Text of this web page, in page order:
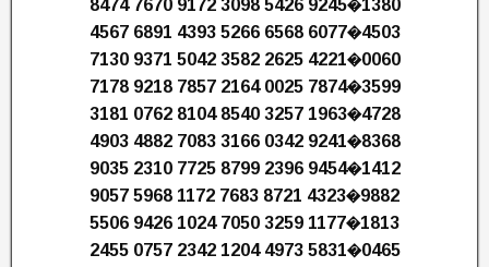
8474 7670 9172 3098 5426 9245�1380
4567 6891 4393 5266 6568 6077�4503
7130 9371 5042 3582 2625 4221�0060
7178 9218 7857 2164 0025 7874�3599
3181 0762 8104 8540 3257 1963�4728
4903 4882 7083 3166 0342 9241�8368
9035 2310 7725 8799 2396 9454�1412
9057 5968 1172 7683 8721 4323�9882
5506 9426 1024 7050 3259 1177�1813
2455 0757 2342 1204 4973 5831�0465